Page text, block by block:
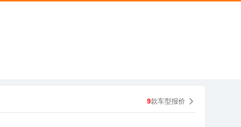
9款车型报价